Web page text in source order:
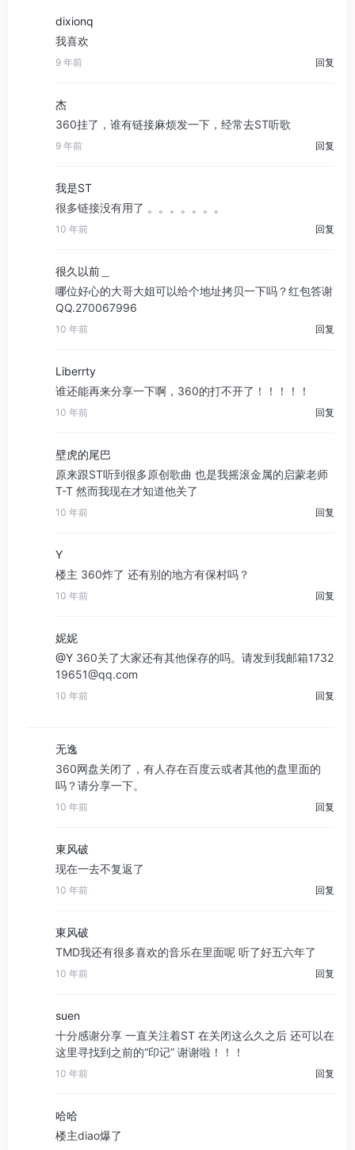
dixionq
我喜欢
9 年前 回复
杰
360挂了，谁有链接麻烦发一下，经常去ST听歌
9 年前 回复
我是ST
很多链接没有用了 。。。。。。。
10 年前 回复
很久以前＿
哪位好心的大哥大姐可以给个地址拷贝一下吗？红包答谢
QQ.270067996
10 年前 回复
Liberrty
谁还能再来分享一下啊，360的打不开了！！！！！
10 年前 回复
壁虎的尾巴
原来跟ST听到很多原创歌曲 也是我摇滚金属的启蒙老师
T-T 然而我现在才知道他关了
10 年前 回复
Y
楼主 360炸了 还有别的地方有保村吗？
10 年前 回复
妮妮
@Y 360关了大家还有其他保存的吗。请发到我邮箱1732
19651@qq.com
10 年前 回复
无逸
360网盘关闭了，有人存在百度云或者其他的盘里面的
吗？请分享一下。
10 年前 回复
東风破
现在一去不复返了
10 年前 回复
東风破
TMD我还有很多喜欢的音乐在里面呢 听了好五六年了
10 年前 回复
suen
十分感谢分享 一直关注着ST 在关闭这么久之后 还可以在
这里寻找到之前的“印记” 谢谢啦！！！
10 年前 回复
哈哈
楼主diao爆了